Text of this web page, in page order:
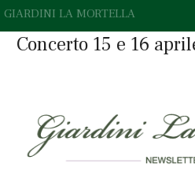
GIARDINI LA MORTELLA
Concerto 15 e 16